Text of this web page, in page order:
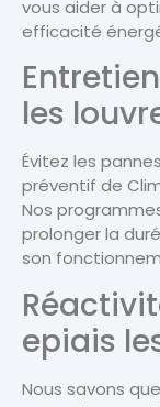
vous aider à
efficacité
les
Évitez les
préventif de
Nos
prolonger la
son
epiais
Nous savons